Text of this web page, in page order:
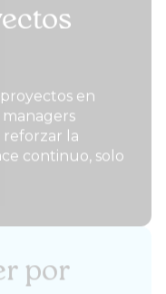
en
la
continuo, solo
por